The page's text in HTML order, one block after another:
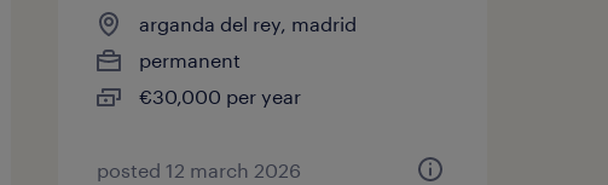
arganda del rey, madrid
permanent
€30,000 per year
posted 12 march 2026